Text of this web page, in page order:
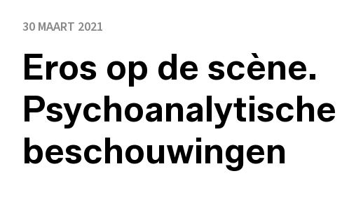
30 MAART 2021
Eros op de scène.
beschouwingen